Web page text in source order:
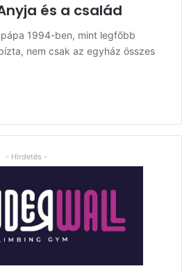
és a család
1994-ben, mint legfőbb
nem csak az egyház összes
- Hirdetés -